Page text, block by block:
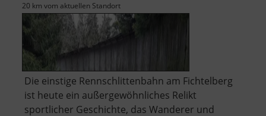
20 km vom aktuellen Standort
Die einstige Rennschlittenbahn am Fichtelberg
ist heute ein außergewöhnliches Relikt
sportlicher Geschichte, das Wanderer und